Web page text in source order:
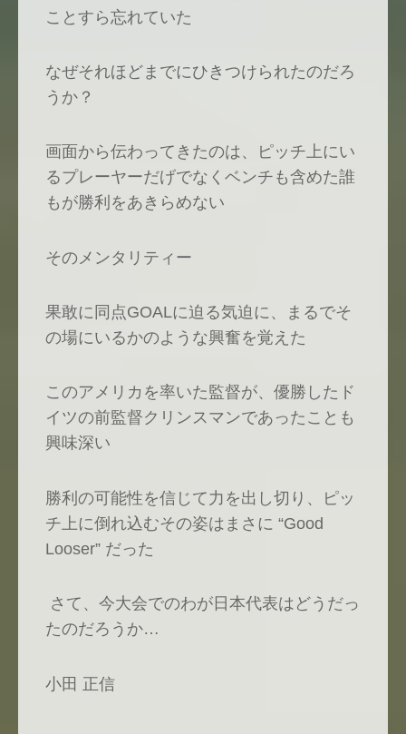
ことすら忘れていた
なぜそれほどまでにひきつけられたのだろ
うか？
画面から伝わってきたのは、ピッチ上にい
るプレーヤーだげでなくベンチも含めた誰
もが勝利をあきらめない
そのメンタリティー
果敢に同点GOALに迫る気迫に、まるでそ
の場にいるかのような興奮を覚えた
このアメリカを率いた監督が、優勝したド
イツの前監督クリンスマンであったことも
興味深い
勝利の可能性を信じて力を出し切り、ピッ
チ上に倒れ込むその姿はまさに “Good
Looser” だった
さて、今大会でのわが日本代表はどうだっ
たのだろうか…
小田 正信